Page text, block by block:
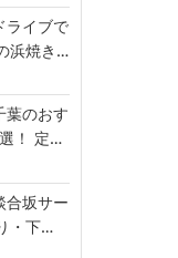
ライブで
浜焼き…
葉のおす
！ 定…
合坂サー
・下…